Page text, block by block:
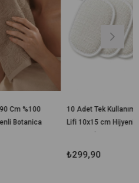
10 Adet Tek Kullanımlık Banyo
Lifi 10x15 cm Hijyenik El